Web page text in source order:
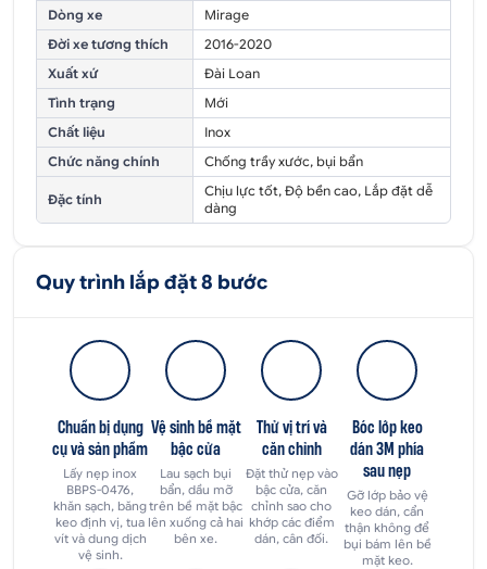
Dòng xe
Mirage
Đời xe tương thích
2016-2020
Xuất xứ
Đài Loan
Tình trạng
Mới
Chất liệu
Inox
Chức năng chính
Chống trầy xước, bụi bẩn
Đặc tính
Chịu lực tốt, Độ bền cao, Lắp đặt dễ
dàng
Quy trình lắp đặt 8 bước
Chuẩn bị dụng
cụ và sản phẩm
Lấy nẹp inox
BBPS-0476,
khăn sạch, băng
keo định vị, tua
vít và dung dịch
vệ sinh.
Vệ sinh bề mặt
bậc cửa
Lau sạch bụi
bẩn, dầu mỡ
trên bề mặt bậc
lên xuống cả hai
bên xe.
Thử vị trí và
căn chỉnh
Đặt thử nẹp vào
bậc cửa, căn
chỉnh sao cho
khớp các điểm
dán, cân đối.
Bóc lớp keo
dán 3M phía
sau nẹp
Gỡ lớp bảo vệ
keo dán, cẩn
thận không để
bụi bám lên bề
mặt keo.